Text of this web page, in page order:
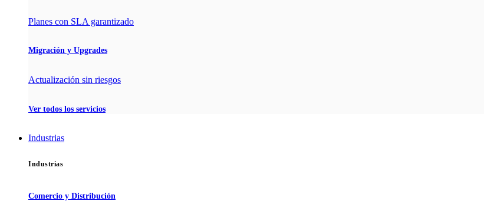
Planes con SLA garantizado
Migración y Upgrades
Actualización sin riesgos
Ver todos los servicios
Industrias
Industrias
Comercio y Distribución